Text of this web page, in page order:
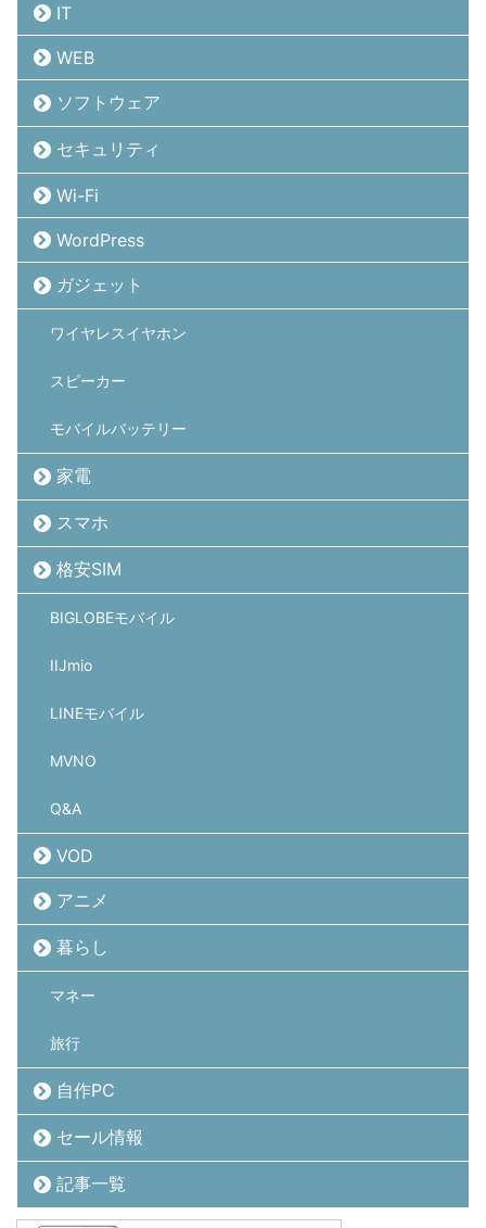
IT
WEB
ソフトウェア
セキュリティ
Wi-Fi
WordPress
ガジェット
ワイヤレスイヤホン
スピーカー
モバイルバッテリー
家電
スマホ
格安SIM
BIGLOBEモバイル
IIJmio
LINEモバイル
MVNO
Q&A
VOD
アニメ
暮らし
マネー
旅行
自作PC
セール情報
記事一覧